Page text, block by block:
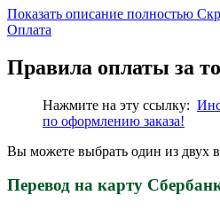
Показать описание полностью
Оплата
Правила оплаты за
Нажмите на эту ссылку:
по оформлению заказа!
Вы можете выбрать один из двух
Перевод на карту